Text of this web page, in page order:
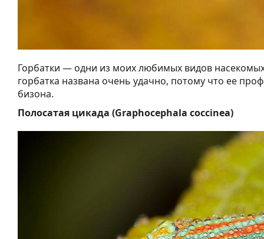
Горбатки — одни из моих любимых видов
горбатка названа очень удачно, потому что ее
бизона.
Полосатая цикада (Graphocephala coccinea)